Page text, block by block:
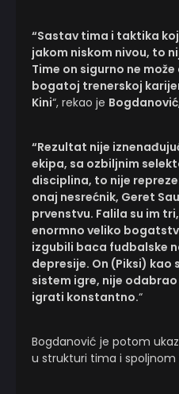
“Sastav tima i taktika
jakom niskom nivou, to
Time on sigurno ne
bogatoj trenerskoj
Kini“, rekao je Bogdanović
“Rezultat nije
ekipa, sa ozbiljnim
disciplina, to nije
onaj nesrećnik, Geret
prvenstvu. Falila su im
enormno veliko
izgubili baca fudbalske
depresije. On (Piksi)
sistem igre, nije
igrati konstantno.“
Bogdanović je potom
u strukturi tima i spoljnom